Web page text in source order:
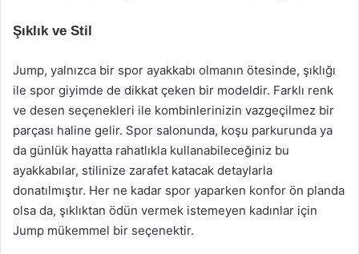
Şıklık ve Stil
Jump, yalnızca bir spor ayakkabı olmanın ötesinde, şıklığı
ile spor giyimde de dikkat çeken bir modeldir. Farklı renk
ve desen seçenekleri ile kombinlerinizin vazgeçilmez bir
parçası haline gelir. Spor salonunda, koşu parkurunda ya
da günlük hayatta rahatlıkla kullanabileceğiniz bu
ayakkabılar, stilinize zarafet katacak detaylarla
donatılmıştır. Her ne kadar spor yaparken konfor ön planda
olsa da, şıklıktan ödün vermek istemeyen kadınlar için
Jump mükemmel bir seçenektir.